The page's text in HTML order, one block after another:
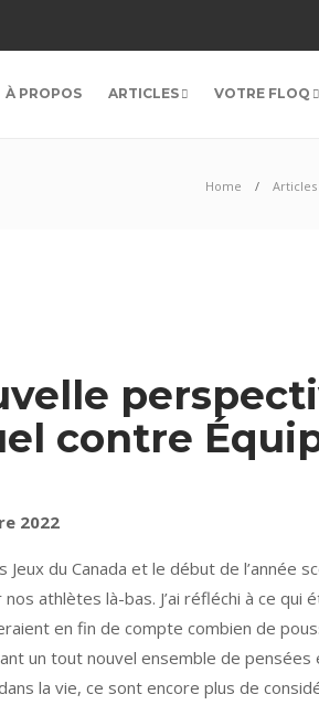
À PROPOS ARTICLES VOTRE FLOQ
Home Articles
contre
2022
du Canada et le début de l’année
athlètes là-bas. J’ai réfléchi à ce
en fin de compte combien de
un tout nouvel ensemble de
la vie, ce sont encore plus de